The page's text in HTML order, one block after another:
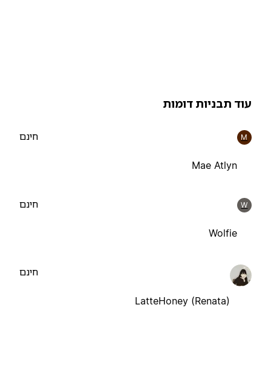
תבניות דומות
Mae Atlyn
Wolfie
LatteHoney (Renata)